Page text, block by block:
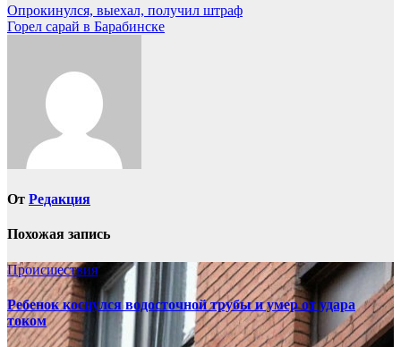
Навигация
по
Опрокинулся, выехал, получил штраф
Горел сарай в Барабинске
От Редакция
Похожая запись
Происшествия
Ребенок коснулся водосточной трубы и умер от удара
током